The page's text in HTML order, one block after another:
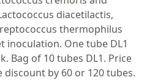
diacetilactis,
thermophilus
inoculation. One tube DL1
Bag of 10 tubes DL1. Price
by 60 or 120 tubes.